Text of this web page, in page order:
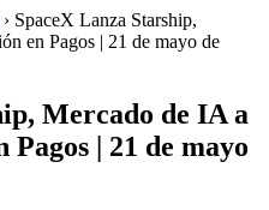
› SpaceX Lanza Starship,
en Pagos | 21 de mayo de
Mercado de IA a
Pagos | 21 de mayo